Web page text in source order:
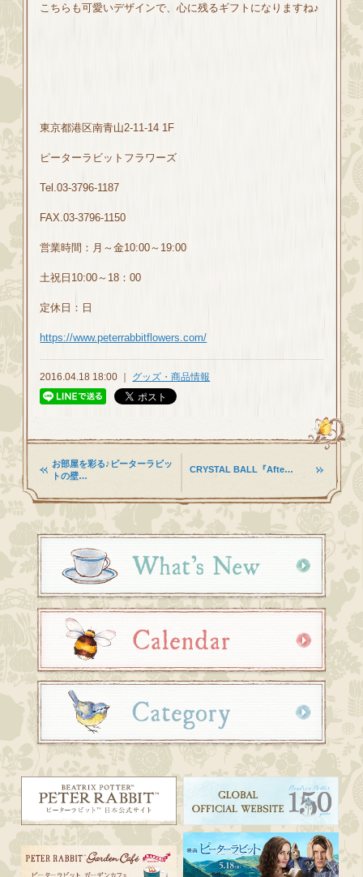
こちらも可愛いデザインで、心に残るギフトになりますね♪
東京都港区南青山2-11-14 1F
ピーターラビットフラワーズ
Tel.03-3796-1187
FAX.03-3796-1150
営業時間：月～金10:00～19:00
土祝日10:00～18：00
定休日：日
https://www.peterrabbitflowers.com/
2016.04.18 18:00 ｜ グッズ・商品情報
お部屋を彩る♪ピーターラビッ
トの壁…
CRYSTAL BALL『Afte…